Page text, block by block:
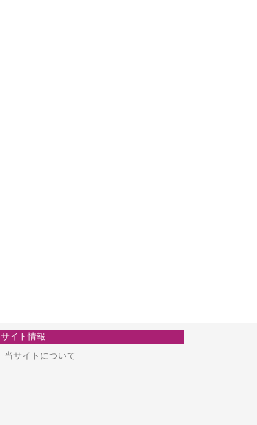
サイト情報
当サイトについて